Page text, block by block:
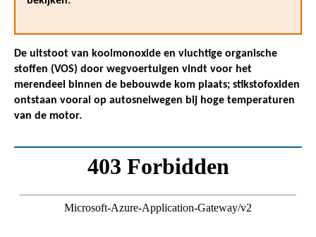
De uitstoot van koolmonoxide en vluchtige organische
stoffen (VOS) door wegvoertuigen vindt voor het
merendeel binnen de bebouwde kom plaats; stikstofoxiden
ontstaan vooral op autosnelwegen bij hoge temperaturen
van de motor.